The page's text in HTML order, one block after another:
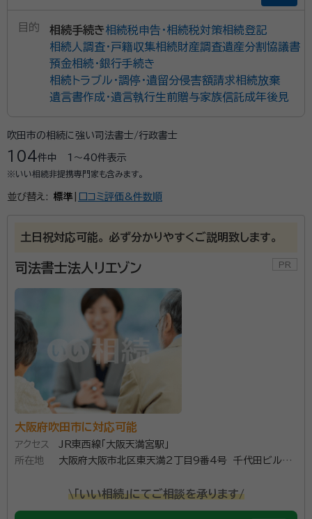
目的 相続手続き相続税申告・相続税対策相続登記
相続人調査・戸籍収集相続財産調査遺産分割協議書
預金相続・銀行手続き
相続トラブル・調停・遺留分侵害額請求相続放棄
遺言書作成・遺言執行生前贈与家族信託成年後見
吹田市の相続に強い司法書士/行政書士
104件中 1〜40件表示
※いい相続非提携専門家も含みます。
並び替え: 標準 口コミ評価&件数順
土日祝対応可能。 必ず分かりやすくご説明致します。
司法書士法人リエゾン
大阪府吹田市に対応可能
アクセス
JR東西線「大阪天満宮駅」
所在地
大阪府大阪市北区東天満2丁目9番4号 千代田ビル東
\「いい相続」にてご相談を承ります/